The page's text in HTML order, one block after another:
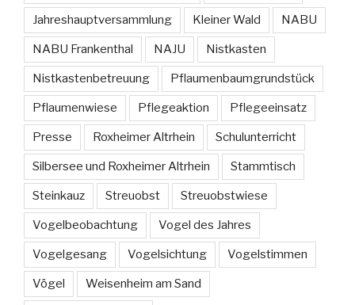
Jahreshauptversammlung Kleiner Wald NABU
NABU Frankenthal NAJU Nistkasten
Nistkastenbetreuung Pflaumenbaumgrundstück
Pflaumenwiese Pflegeaktion Pflegeeinsatz
Presse Roxheimer Altrhein Schulunterricht
Silbersee und Roxheimer Altrhein Stammtisch
Steinkauz Streuobst Streuobstwiese
Vogelbeobachtung Vogel des Jahres
Vogelgesang Vogelsichtung Vogelstimmen
Vögel Weisenheim am Sand